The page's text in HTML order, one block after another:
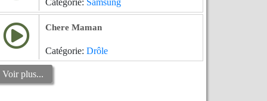
Catégorie: Samsung
Chere Maman
Catégorie: Drôle
Voir plus...